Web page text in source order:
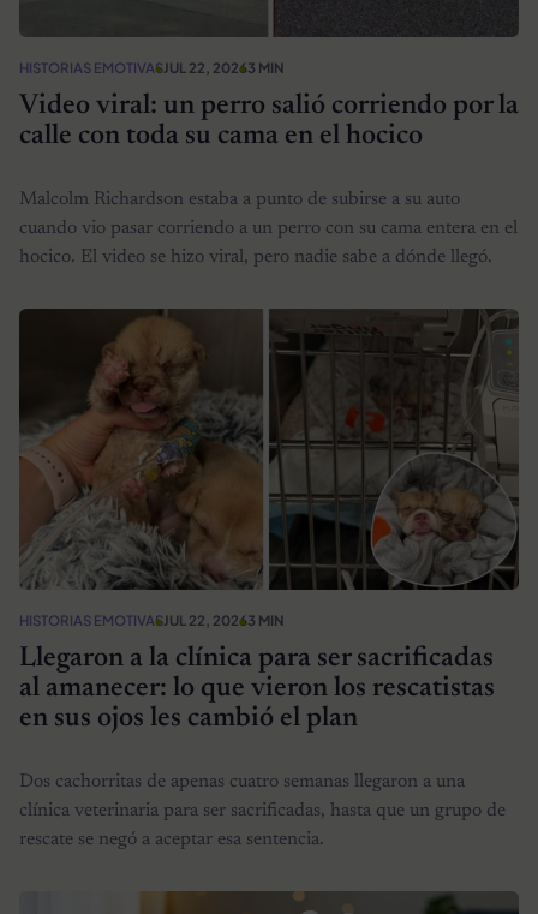
HISTORIAS EMOTIVASJUL 22, 20263 MIN
Video viral: un perro salió corriendo por la
calle con toda su cama en el hocico
Malcolm Richardson estaba a punto de subirse a su auto
cuando vio pasar corriendo a un perro con su cama entera en el
hocico. El video se hizo viral, pero nadie sabe a dónde llegó.
HISTORIAS EMOTIVASJUL 22, 20263 MIN
Llegaron a la clínica para ser sacrificadas
al amanecer: lo que vieron los rescatistas
en sus ojos les cambió el plan
Dos cachorritas de apenas cuatro semanas llegaron a una
clínica veterinaria para ser sacrificadas, hasta que un grupo de
rescate se negó a aceptar esa sentencia.